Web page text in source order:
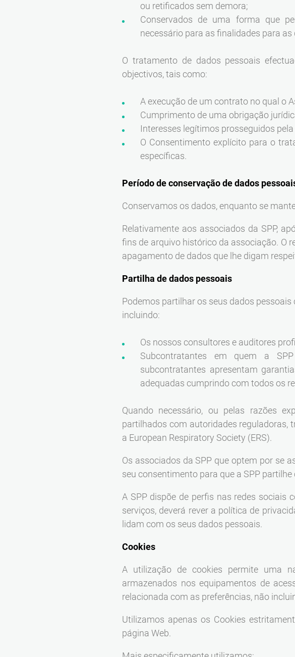
ou retificados sem demora;
Conservados de uma forma que
necessário para as finalidades para
O tratamento de dados pessoais
objectivos, tais como:
A execução de um contrato no qual o
Cumprimento de uma obrigação
Interesses legítimos prosseguidos pela
O Consentimento explícito para o
específicas.
Período de conservação de dados
Conservamos os dados, enquanto se
Relativamente aos associados da SPP,
fins de arquivo histórico da associação. O
apagamento de dados que lhe digam
Partilha de dados pessoais
Podemos partilhar os seus dados
incluindo:
Os nossos consultores e auditores
Subcontratantes em quem a
subcontratantes apresentam
adequadas cumprindo com todos os
Quando necessário, ou pelas razões
partilhados com autoridades reguladoras,
a European Respiratory Society (ERS).
Os associados da SPP que optem por se
seu consentimento para que a SPP
A SPP dispõe de perfis nas redes sociais
serviços, deverá rever a política de
lidam com os seus dados pessoais.
Cookies
A utilização de cookies permite uma
armazenados nos equipamentos de
relacionada com as preferências, não
Utilizamos apenas os Cookies
página Web.